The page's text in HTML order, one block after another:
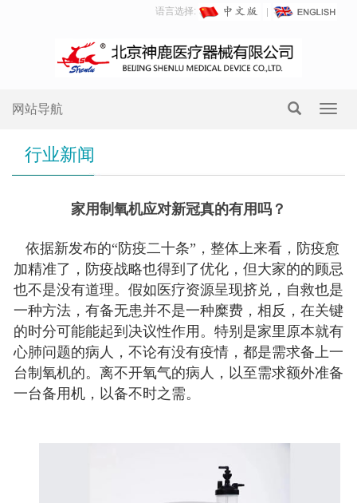
语言选择:
网站导航
行业新闻
家用制氧机应对新冠真的有用吗？
依据新发布的“防疫二十条”，整体上来看，防疫愈
加精准了，防疫战略也得到了优化，但大家的的顾忌
也不是没有道理。假如医疗资源呈现挤兑，自救也是
一种方法，有备无患并不是一种糜费，相反，在关键
的时分可能能起到决议性作用。特别是家里原本就有
心肺问题的病人，不论有没有疫情，都是需求备上一
台制氧机的。离不开氧气的病人，以至需求额外准备
一台备用机，以备不时之需。